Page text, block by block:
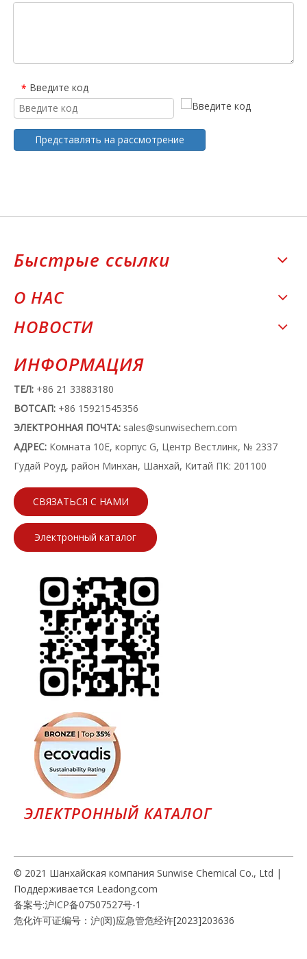
* Введите код
Представлять на рассмотрение
Быстрые ссылки
О НАС
НОВОСТИ
ИНФОРМАЦИЯ
ТЕЛ: +86 21 33883180
ВОТСАП: +86 15921545356
ЭЛЕКТРОННАЯ ПОЧТА: sales@sunwisechem.com
АДРЕС: Комната 10E, корпус G, Центр Вестлинк, № 2337
Гудай Роуд, район Минхан, Шанхай, Китай ПК: 201100
СВЯЗАТЬСЯ С НАМИ
Электронный каталог
ЭЛЕКТРОННЫЙ КАТАЛОГ
© 2021 Шанхайская компания Sunwise Chemical Co., Ltd |
Поддерживается Leadong.com
备案号:沪ICP备07507527号-1
危化许可证编号：沪(闵)应急管危经许[2023]203636